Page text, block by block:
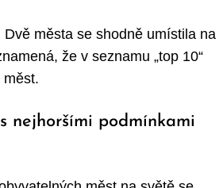
města se shodně umístila na
že v seznamu „top 10“
měst.
nejhoršími podmínkami